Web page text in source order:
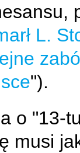
L.
").
o "13-
musi